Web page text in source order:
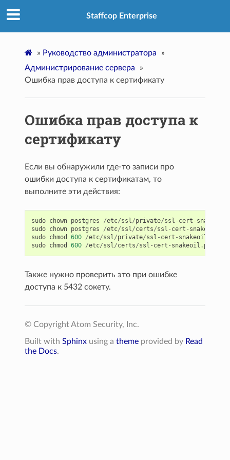
Staffcop Enterprise
» Руководство администратора
»
Администрирование сервера
»
Ошибка прав доступа к сертификату
Ошибка прав доступа к
сертификату
Если вы обнаружили где-то записи про
ошибки доступа к сертификатам, то
выполните эти действия:
sudo chown postgres /etc/ssl/private/ssl - cert - snakeoil
sudo chown postgres /etc/ssl/certs/ssl - cert - snakeoil
sudo chmod 600 /etc/ssl/private/ssl - cert - snakeoil
sudo chmod 600 /etc/ssl/certs/ssl - cert - snakeoil . pem
Также нужно проверить это при ошибке
доступа к 5432 сокету.
© Copyright Atom Security, Inc.
Built withSphinx using atheme provided by Read
the Docs.